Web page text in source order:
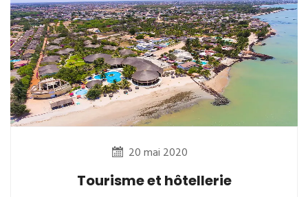
20 mai 2020
Tourisme et hôtellerie